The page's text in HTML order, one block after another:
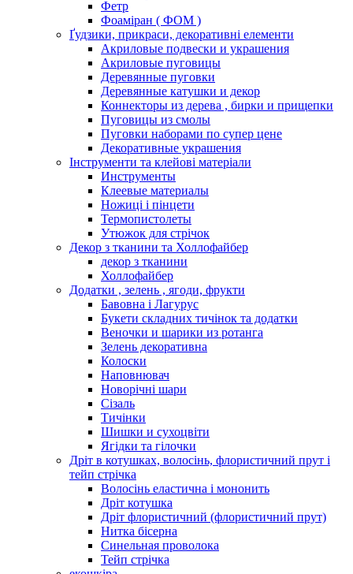
Фетр
Фоаміран ( ФОМ )
Ґудзики, прикраси, декоративні елементи
Акриловые подвески и украшения
Акриловые пуговицы
Деревянные пуговки
Деревянные катушки и декор
Коннекторы из дерева , бирки и прищепки
Пуговицы из смолы
Пуговки наборами по супер цене
Декоративные украшения
Інструменти та клейові матеріали
Инструменты
Клеевые материалы
Ножиці і пінцети
Термопистолеты
Утюжок для стрічок
Декор з тканини та Холлофайбер
декор з тканини
Холлофайбер
Додатки , зелень , ягоди, фрукти
Бавовна і Лагурус
Букети складних тичінок та додатки
Веночки и шарики из ротанга
Зелень декоративна
Колоски
Наповнювач
Новорічні шари
Сізаль
Тичінки
Шишки и сухоцвіти
Ягідки та гілочки
Дріт в котушках, волосінь, флористичний прут і
тейп стрічка
Волосінь еластична і мононить
Дріт котушка
Дріт флористичний (флористичний прут)
Нитка бісерна
Синельная проволока
Тейп стрічка